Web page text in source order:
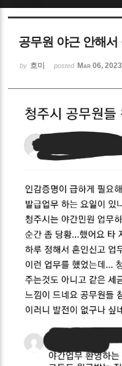
공무원 야근 안해서
by 흐미 posted Mar 06, 2023